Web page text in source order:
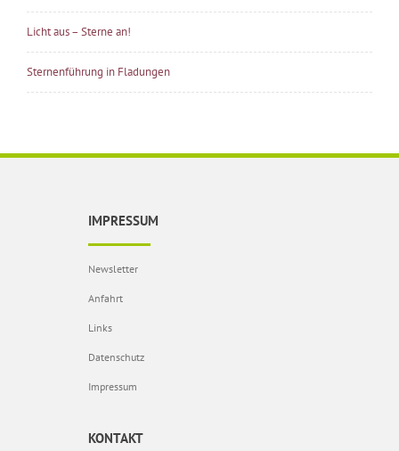
Licht aus – Sterne an!
Sternenführung in Fladungen
IMPRESSUM
Newsletter
Anfahrt
Links
Datenschutz
Impressum
KONTAKT